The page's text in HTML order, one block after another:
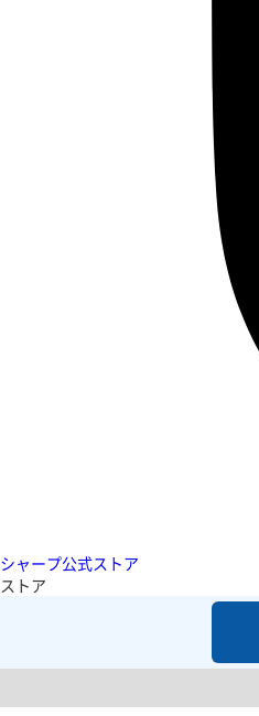
シャープ公式ストア
ストア